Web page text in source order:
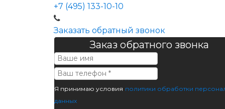
+7 (495) 133-10-10
Заказать обратный звонок
Заказ обратного звонка
Я принимаю условия политики обработки
данных